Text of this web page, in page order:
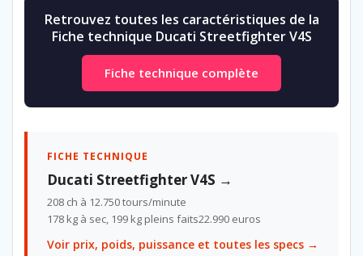
Retrouvez toutes les caractéristiques de la
Fiche technique Ducati Streetfighter V4S
Fiche technique complète
FICHE TECHNIQUE
Ducati Streetfighter V4S →
208 ch à 12.750 tours/minute
178 kg à sec, 199 kg pleins faits22.990 euros
Voir prix, poids, puissance et toutes les specs →